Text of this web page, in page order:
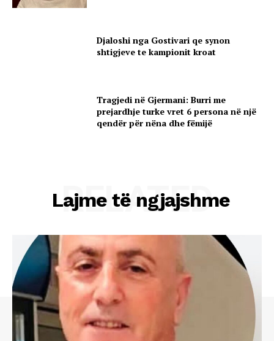
Djaloshi nga Gostivari qe synon
shtigjeve te kampionit kroat
Tragjedi në Gjermani: Burri me
prejardhje turke vret 6 persona në një
qendër për nëna dhe fëmijë
Lajme të ngjajshme
RELATED